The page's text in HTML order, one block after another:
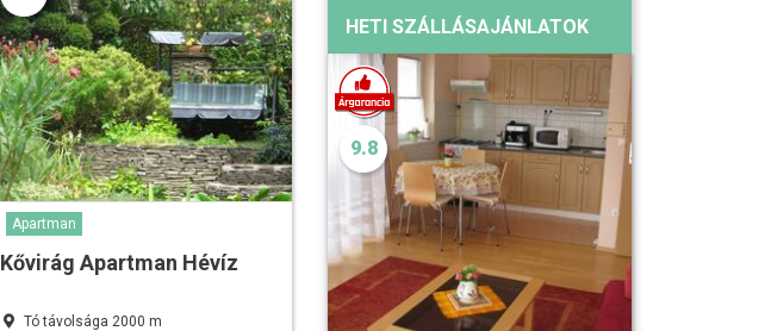
Apartman
Kővirág Apartman Hévíz
Tó távolsága 2000 m
HETI SZÁLLÁSAJÁNLATOK
9.8